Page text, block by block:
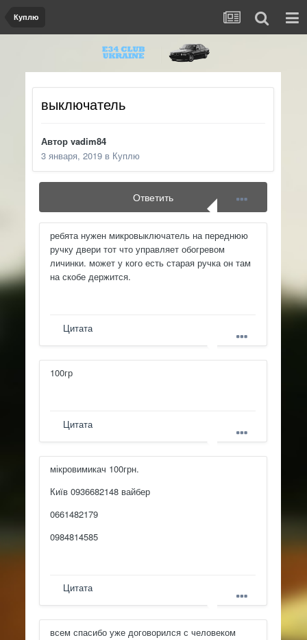
Куплю
выключатель
Авторvadim84
3 января, 2019 в Куплю
Ответить
ребята нужен микровыключатель на переднюю
ручку двери тот что управляет обогревом
личинки. может у кого есть старая ручка он там
на скобе держится.
Цитата
100гр
Цитата
мікровимикач 100грн.
Київ 0936682148 вайбер
0661482179
0984814585
Цитата
всем спасибо уже договорился с человеком